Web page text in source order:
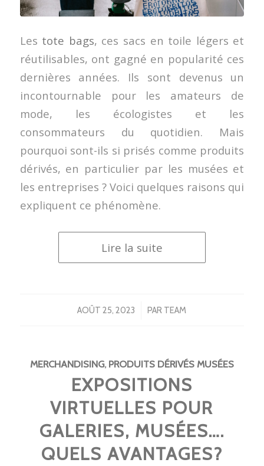
Les tote bags, ces sacs en toile légers et
réutilisables, ont gagné en popularité ces
dernières années. Ils sont devenus un
incontournable pour les amateurs de
mode, les écologistes et les
consommateurs du quotidien. Mais
pourquoi sont-ils si prisés comme produits
dérivés, en particulier par les musées et
les entreprises ? Voici quelques raisons qui
expliquent ce phénomène.
Lire la suite
AOÛT 25, 2023
/ PAR TEAM
MERCHANDISING, PRODUITS DÉRIVÉS MUSÉES
EXPOSITIONS
VIRTUELLES POUR
GALERIES, MUSÉES….
QUELS AVANTAGES?